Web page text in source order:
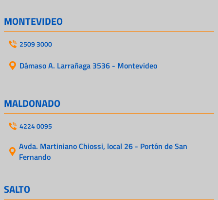
MONTEVIDEO
2509 3000
Dámaso A. Larrañaga 3536 - Montevideo
MALDONADO
4224 0095
Avda. Martiniano Chiossi, local 26 - Portón de San
Fernando
SALTO